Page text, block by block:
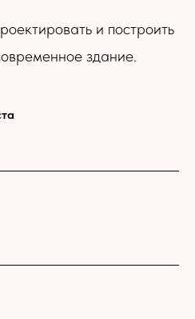
и построить
здание.